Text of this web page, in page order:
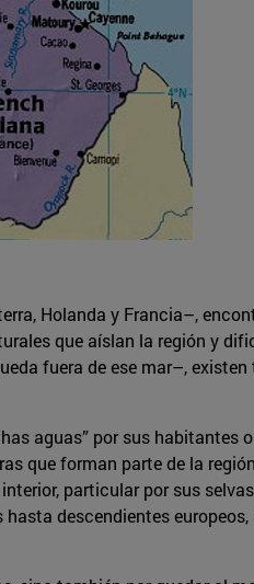
Holanda y Francia–,
que aíslan la región y
fuera de ese mar–, existen
aguas” por sus habitantes
que forman parte de la
particular por sus
descendientes